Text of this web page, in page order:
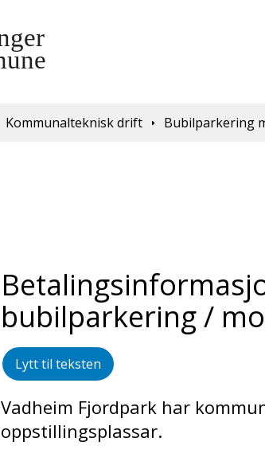
Kommunalteknisk drift Bubilparkering
bubilparkering /
Lytt til teksten
Vadheim Fjordpark har
oppstillingsplassar.